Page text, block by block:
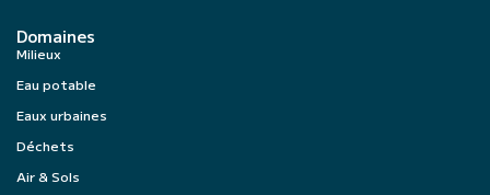
Domaines
Milieux
Eau potable
Eaux urbaines
Déchets
Air & Sols